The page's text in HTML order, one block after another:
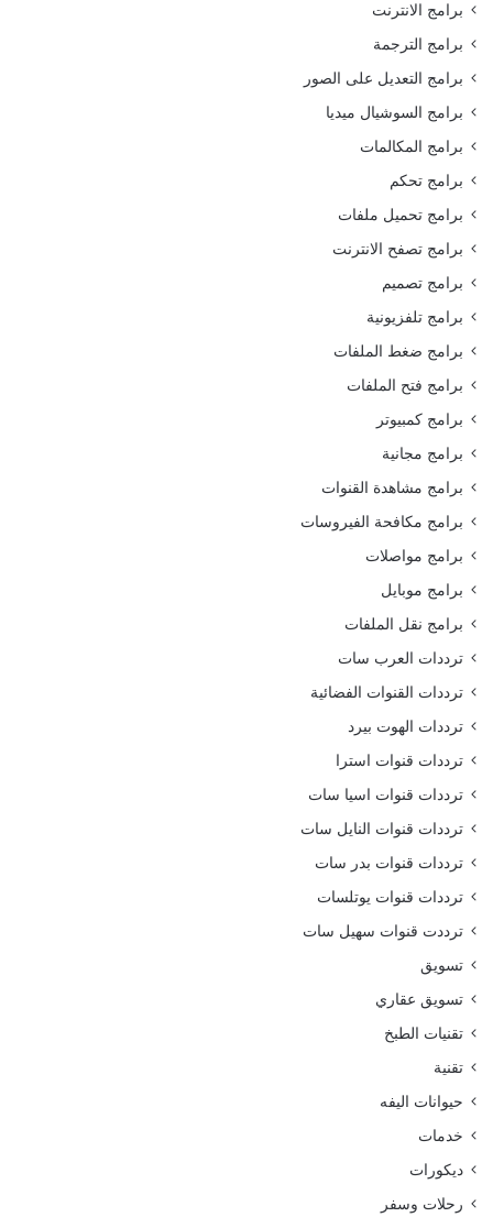
برامج الانترنت
برامج الترجمة
برامج التعديل على الصور
برامج السوشيال ميديا
برامج المكالمات
برامج تحكم
برامج تحميل ملفات
برامج تصفح الانترنت
برامج تصميم
برامج تلفزيونية
برامج ضغط الملفات
برامج فتح الملفات
برامج كمبيوتر
برامج مجانية
برامج مشاهدة القنوات
برامج مكافحة الفيروسات
برامج مواصلات
برامج موبايل
برامج نقل الملفات
ترددات العرب سات
ترددات القنوات الفضائية
ترددات الهوت بيرد
ترددات قنوات استرا
ترددات قنوات اسيا سات
ترددات قنوات النايل سات
ترددات قنوات بدر سات
ترددات قنوات يوتلسات
ترددت قنوات سهيل سات
تسويق
تسويق عقاري
تقنيات الطبخ
تقنية
حيوانات اليفه
خدمات
ديكورات
رحلات وسفر